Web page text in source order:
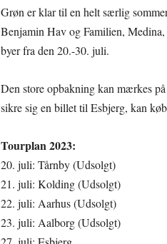
Grøn er klar til en helt særlig
Benjamin Hav og Familien,
byer fra den 20.-30. juli.
Den store opbakning kan mærkes
sikre sig en billet til Esbjerg, kan
Tourplan 2023:
20. juli: Tårnby (Udsolgt)
21. juli: Kolding (Udsolgt)
22. juli: Aarhus (Udsolgt)
23. juli: Aalborg (Udsolgt)